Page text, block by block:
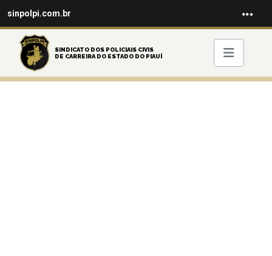
sinpolpi.com.br
SINDICATO DOS POLICIAIS CIVIS
DE CARREIRA DO ESTADO DO PIAUÍ